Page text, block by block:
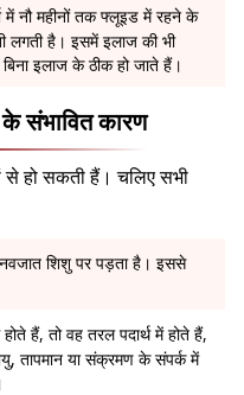
में नौ महीनों तक फ्लूइड में रहने के
लगती है। इसमें इलाज की भी
इलाज के ठीक हो जाते हैं।
संभावित कारण
से हो सकती हैं। चलिए सभी
नवजात शिशु पर पड़ता है। इससे
हैं, तो वह तरल पदार्थ में होते हैं,
तापमान या संक्रमण के संपर्क में